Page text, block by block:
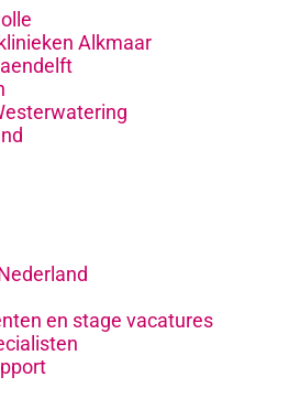
Alkmaar
en stage vacatures